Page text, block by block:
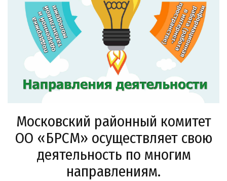
Московский районный комитет
ОО «БРСМ» осуществляет свою
деятельность по многим
направлениям.